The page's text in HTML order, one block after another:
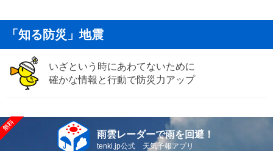
「知る防災」地震
いざという時にあわてないために
確かな情報と行動で防災力アップ
雨雲レーダーで雨を回避！
tenki.jp公式 天気予報アプリ